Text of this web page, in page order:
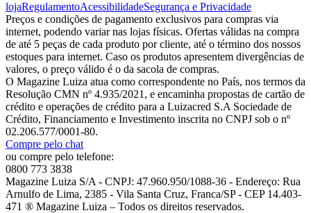
lojaRegulamentoAcessibilidadeSegurança e Privacidade
Preços e condições de pagamento exclusivos para compras via
internet, podendo variar nas lojas físicas. Ofertas válidas na compra
de até 5 peças de cada produto por cliente, até o término dos nossos
estoques para internet. Caso os produtos apresentem divergências de
valores, o preço válido é o da sacola de compras.
O Magazine Luiza atua como correspondente no País, nos termos da
Resolução CMN nº 4.935/2021, e encaminha propostas de cartão de
crédito e operações de crédito para a Luizacred S.A Sociedade de
Crédito, Financiamento e Investimento inscrita no CNPJ sob o nº
02.206.577/0001-80.
Compre pelo chat
ou compre pelo telefone:
0800 773 3838
Magazine Luiza S/A - CNPJ: 47.960.950/1088-36 - Endereço: Rua
Arnulfo de Lima, 2385 - Vila Santa Cruz, Franca/SP - CEP 14.403-
471 ® Magazine Luiza – Todos os direitos reservados.